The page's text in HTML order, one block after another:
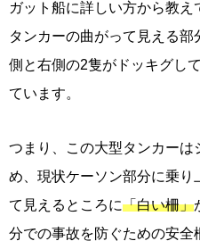
ガット船に詳しい方から教
タンカーの曲がって見える
側と右側の2隻がドッキグし
ています。
つまり、この大型タンカーは
め、現状ケーソン部分に乗り
て見えるところに「白い柵」
分での事故を防ぐための安全